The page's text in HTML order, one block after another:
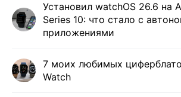
Установил watchOS 26.6 на
Series 10: что стало с
приложениями
7 моих любимых
Watch